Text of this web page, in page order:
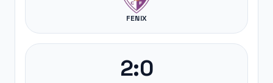
FENIX
2:0